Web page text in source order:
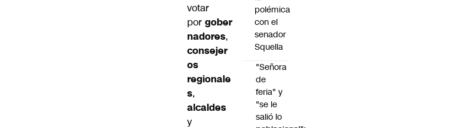
votar
por gober
nadores,
consejer
os
regionale
s,
alcaldes
y
polémica
con el
senador
Squella
"Señora
de
feria" y
"se le
salió lo